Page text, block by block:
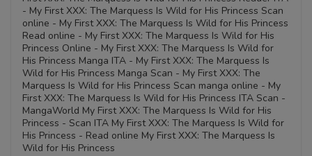
- My First XXX: The Marquess Is Wild for His Princess Scan
online - My First XXX: The Marquess Is Wild for His Princess
Read online - My First XXX: The Marquess Is Wild for His
Princess Online - My First XXX: The Marquess Is Wild for
His Princess Manga ITA - My First XXX: The Marquess Is
Wild for His Princess Manga Scan - My First XXX: The
Marquess Is Wild for His Princess Scan manga online - My
First XXX: The Marquess Is Wild for His Princess ITA Scan -
MangaWorld My First XXX: The Marquess Is Wild for His
Princess - Scan ITA My First XXX: The Marquess Is Wild for
His Princess - Read online My First XXX: The Marquess Is
Wild for His Princess